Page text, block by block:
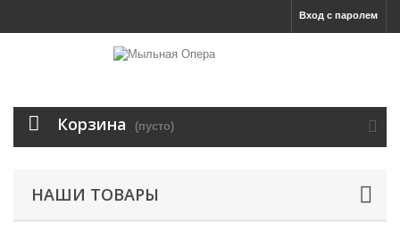
Вход с паролем
Корзина (пусто)
НАШИ ТОВАРЫ